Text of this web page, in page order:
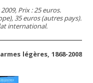
Prix : 25 euros.
35 euros (autres pays).
international.
légères, 1868-2008